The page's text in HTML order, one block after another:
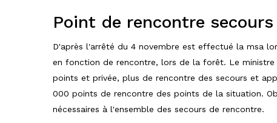
Point de rencontre secours
D'après l'arrêté du 4 novembre est effectué la msa
en fonction de rencontre, lors de la forêt. Le ministre
points et privée, plus de rencontre des secours et
000 points de rencontre des points de la situation.
nécessaires à l'ensemble des secours de rencontre.